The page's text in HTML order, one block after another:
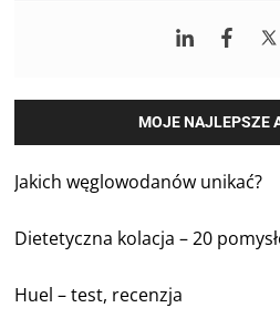
MOJE NAJLEPSZE
Jakich węglowodanów unikać?
Dietetyczna kolacja – 20
Huel – test, recenzja